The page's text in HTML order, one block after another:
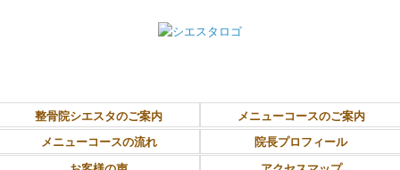
整骨院シエスタのご案内
メニューコースのご案内
メニューコースの流れ
院長プロフィール